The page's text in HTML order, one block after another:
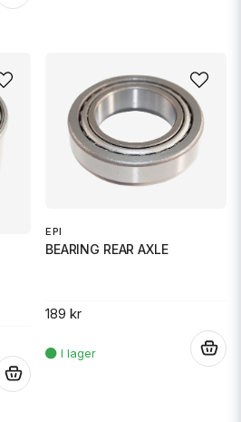
EPI
BEARING REAR AXLE
189 kr